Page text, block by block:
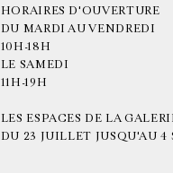
HORAIRES D'OUVERTURE
DU MARDI AU VENDREDI
10H-18H
LE SAMEDI
11H-19H
LES ESPACES DE LA
DU 23 JUILLET JUSQU'AU 4